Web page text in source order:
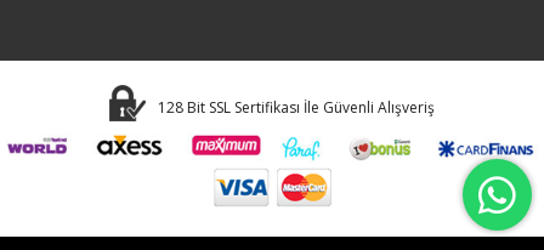
Uzun Kol
128 Bit SSL Sertifikası İle Güvenli Alışveriş